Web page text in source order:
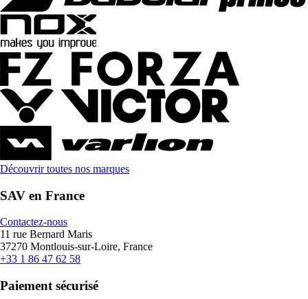
Découvrir toutes nos marques
SAV en France
Contactez-nous
11 rue Bernard Maris
37270 Montlouis-sur-Loire, France
+33 1 86 47 62 58
Paiement sécurisé